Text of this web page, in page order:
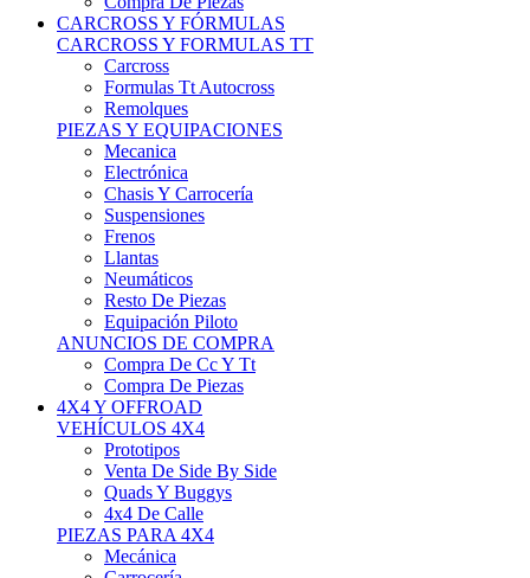
CARCROSS Y FÓRMULAS
CARCROSS Y FORMULAS TT
Carcross
Formulas Tt Autocross
Remolques
PIEZAS Y EQUIPACIONES
Mecanica
Electrónica
Chasis Y Carrocería
Suspensiones
Frenos
Llantas
Neumáticos
Resto De Piezas
Equipación Piloto
ANUNCIOS DE COMPRA
Compra De Cc Y Tt
Compra De Piezas
4X4 Y OFFROAD
VEHÍCULOS 4X4
Prototipos
Venta De Side By Side
Quads Y Buggys
4x4 De Calle
PIEZAS PARA 4X4
Mecánica